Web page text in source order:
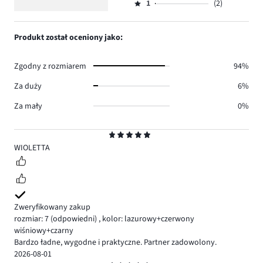
5
WIOLETTA
Zweryfikowany zakup
rozmiar: 7 (odpowiedni) , kolor: lazurowy+czerwony
wiśniowy+czarny
Bardzo ładne, wygodne i praktyczne. Partner zadowolony.
2026-08-01
ilość
2,
Ocena
1,
1 (2)
Produkt został oceniony jako:
Zgodny z rozmiarem
94%
Za duży
6%
Za mały
0%